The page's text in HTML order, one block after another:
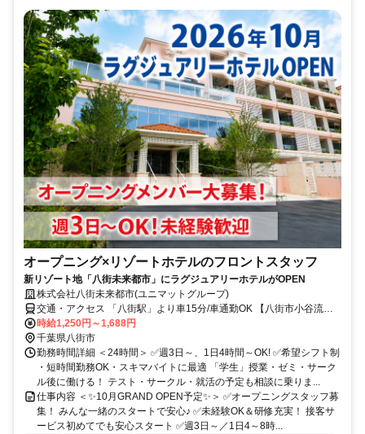
オープニング×リゾートホテルのフロントスタッフ
新リゾート地「八街未来都市」にラグジュアリーホテルがOPEN
株式会社八街未来都市(ユニマットグループ)
交通・アクセス 「八街駅」より車15分/車通勤OK 【八街市小谷流地
区にOPEN！新時代のアクティブリゾートタウン】
時給1,250円～1,688円
千葉県八街市
勤務時間詳細 ＜24時間＞ ✅週3日～、1日4時間～OK! ✅希望シフト制
・短時間勤務OK・スキマバイトに最適 「学生」授業・ゼミ・サーク
ル後に働ける！ テスト・サークル・就活の予定も相談に乗りま...
仕事内容 ＜✨10月GRAND OPEN予定✨＞ ✅オープニングスタッフ募
集！ みんな一緒のスタートで安心♪ ✅未経験OK＆研修充実！ 接客サ
ービス初めてでも安心スタート ✅週3日～／1日4～8時...